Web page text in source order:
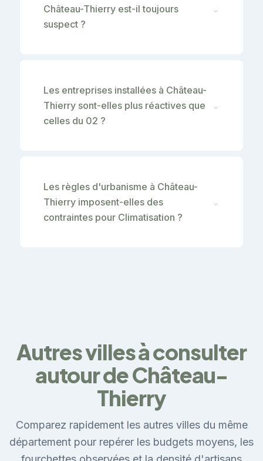
Château-Thierry est-il toujours
suspect ?
⌄
Les entreprises installées à Château-
Thierry sont-elles plus réactives que
celles du 02 ?
⌄
Les règles d'urbanisme à Château-
Thierry imposent-elles des
contraintes pour Climatisation ?
⌄
Autres villes à consulter
autour de Château-
Thierry
Comparez rapidement les autres villes du même
département pour repérer les budgets moyens, les